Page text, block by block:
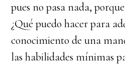
pues no pasa nada,
¿Qué puedo hacer para
conocimiento de una
las habilidades mínimas